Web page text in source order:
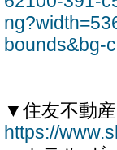
bounds&bg-
▼住友不動
https://